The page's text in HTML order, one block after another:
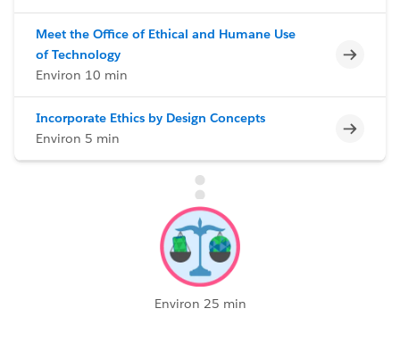
Meet the Office of Ethical and Humane Use
of Technology
Environ 10 min
Incorporate Ethics by Design Concepts
Environ 5 min
Environ 25 min